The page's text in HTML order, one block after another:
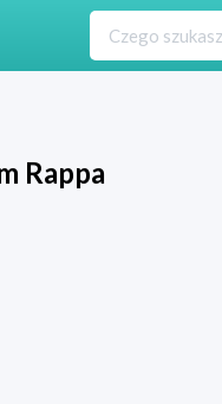
Rappa